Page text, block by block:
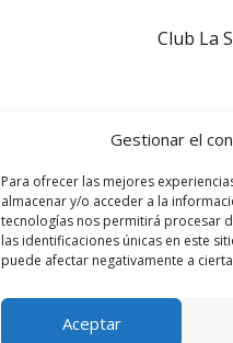
Gestionar el
Para ofrecer las mejores
almacenar y/o acceder a la
tecnologías nos permitirá procesar
las identificaciones únicas en este
puede afectar negativamente a
Aceptar
Club La